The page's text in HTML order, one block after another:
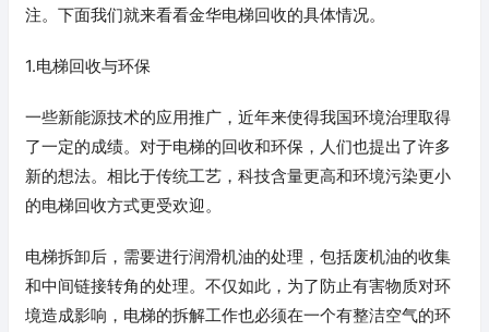
注。下面我们就来看看金华电梯回收的具体情况。
1.电梯回收与环保
一些新能源技术的应用推广，近年来使得我国环境治理取得
了一定的成绩。对于电梯的回收和环保，人们也提出了许多
新的想法。相比于传统工艺，科技含量更高和环境污染更小
的电梯回收方式更受欢迎。
电梯拆卸后，需要进行润滑机油的处理，包括废机油的收集
和中间链接转角的处理。不仅如此，为了防止有害物质对环
境造成影响，电梯的拆解工作也必须在一个有整洁空气的环